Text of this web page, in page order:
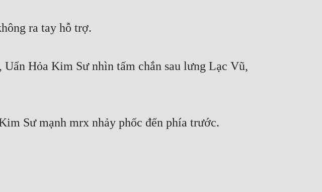
ra tay hỗ trợ.
Hỏa Kim Sư nhìn tấm chắn sau lưng Lạc Vũ,
Sư mạnh mrx nhảy phốc đến phía trước.